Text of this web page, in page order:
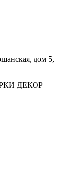
дом 5,
ДЕКОР